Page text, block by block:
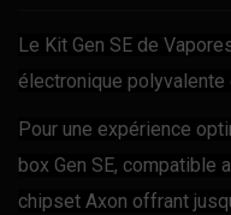
Le Kit Gen SE de
électronique polyvalente
Pour une expérience
box Gen SE, compatible
chipset Axon offrant